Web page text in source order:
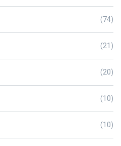
(74)
(21)
(20)
(10)
(10)